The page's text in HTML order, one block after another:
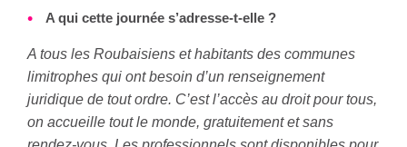
A qui cette journée s’adresse-t-elle ?
A tous les Roubaisiens et habitants des communes
limitrophes qui ont besoin d’un renseignement
juridique de tout ordre. C’est l’accès au droit pour tous,
on accueille tout le monde, gratuitement et sans